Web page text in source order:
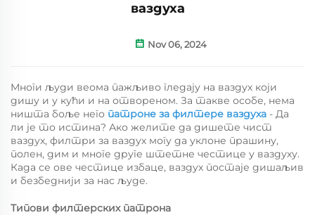
ваздуха
Nov 06, 2024
Многи људи веома пажљиво гледају на ваздух који
дишу и у кући и на отвореном. За такве особе, нема
ништа боље него патроне за филтере ваздуха - Да
ли је то истина? Ако желите да дишете чист
ваздух, филтри за ваздух могу да уклоне прашину,
полен, дим и многе друге штетне честице у ваздуху.
Када се ове честице избаце, ваздух постаје дишаљив
и безбеднији за нас људе.
Типови филтерских патрона